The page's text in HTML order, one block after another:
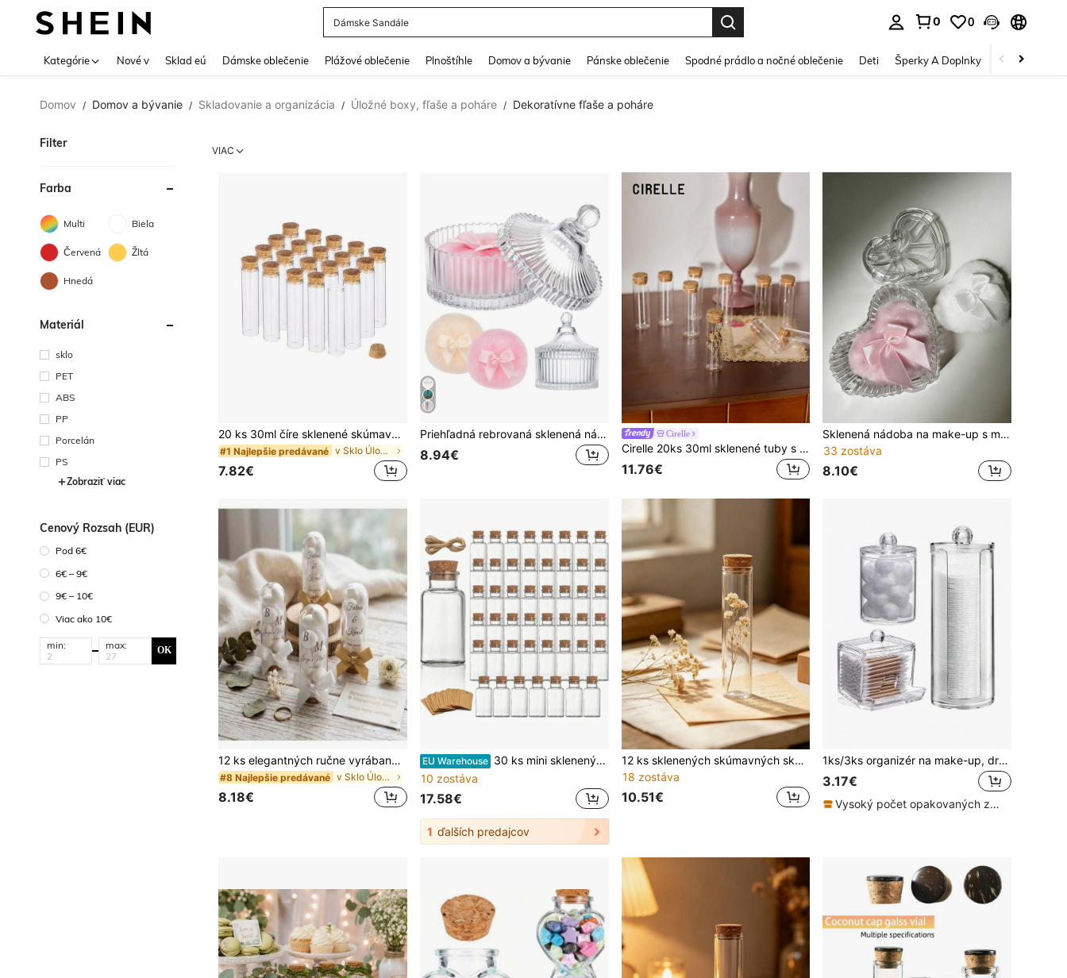
Banner
0 0
Kategórie Nové v Sklad eú Dámske oblečenie Plážové oblečenie Plnoštíhle Domov a bývanie Pánske oblečenie Spodné prádlo a nočné oblečenie Deti Šperky A Doplnky Krása a
Domov / Domov a bývanie / Skladovanie a organizácia / Úložné boxy, fľaše a poháre / Dekoratívne fľaše a poháre
Filter
Farba
Multi Biela
Červená Žltá
Hnedá
Materiál
sklo
PET
ABS
PP
Porcelán
PS
Zobraziť viac
Cenový Rozsah (EUR)
Pod 6€
6€ – 9€
9€ – 10€
Viac ako 10€
min: max: OK
VIAC
20 ks 30ml číre sklenené skúmavky, vhodné na Halloween, vianočné dekorácie, umenie a remeslá, vianočné darčeky, fľaše na priania pre domácich majstrov, svadobné darčeky, šperky, párty darčeky
#1 Najlepšie predávané v Sklo Úložné boxy, fľaše a poháre
7.82€
Priehľadná rebrovaná sklenená nádoba na make-up s viečkom a nadýchanou labutienkou na púder, luxusná krabička na make-up a šperky vo viktoriánskom štýle, elegantná dekorácia do kúpeľne, rebrovaná dekoratívna nádoba na púder, klasická nádoba na make-up, nevyhnutná pre márnivosť, ideálny darček na úschovu make-upu pre ženy, nádoba na labutienko na púder
8.94€
Cirelle
Cirelle 20ks 30ml sklenené tuby s korkovými zátkami, priehľadné fľaštičky na vianočnú výzdobu, remeslá, darčeky, poháre na želania, DIY, darčeky na párty
11.76€
Sklenená nádoba na make-up s mašľou a viečkom a nadýchaným srdiečkovým pufom, luxusná krabička na make-up a šperky vo viktoriánskom štýle, elegantná dekorácia do kúpeľne, krásna nádoba na púder v tvare srdca, klasická nádoba na make-up, nevyhnutná pre márnivosť, ideálny darček na make-up pre ňu, pufová nádoba
33 zostáva
8.10€
12 ks elegantných ručne vyrábaných sklenených pohárov na mandľové bonbóny, priemer 30 mm, výšky 50 mm/60 mm/70 mm/80 mm, bez bonbónov, s korkovou zátkou, na svadobné darčeky pre hostí, dekoratívne kryty na sklenené výstavné vitríny, elegantný a jednoduchý štýl, vynikajúci efekt vystavenia, ideálne na svadobnú dekoráciu, umelecké zdobenie a skladovanie darčekov na párty
#8 Najlepšie predávané v Sklo Úložné boxy, fľaše a poháre
8.18€
EU Warehouse 30 ks mini sklenených fľaštiček DIY, priehľadné prázdne fľaštičky na správy a priania s korkom, na narodeniny, svadbu, párty, domácu dekoráciu a darčeky
10 zostáva
17.58€
1 ďalších predajcov
12 ks sklenených skúmavných skúmavok] 12 ks/sada priehľadných sklenených skúmavných skúmavok s korkovými zátkami | prázdne sklenené fľaše, malé flakoniky, vhodné na DIY remeslá a svadobné darčeky | možnosti kapacity: 15 ml/20 ml/25 ml/30 ml/40 ml/50 ml/55 ml/60 ml, priemer fľaše 3 cm
18 zostáva
10.51€
1ks/3ks organizér na make-up, držiak na vatové tyčinky do kúpeľne, okrúhly dávkovač podložiek/nite, na organizáciu a skladovanie
3.17€
Vysoký počet opakovaných zákazníkov